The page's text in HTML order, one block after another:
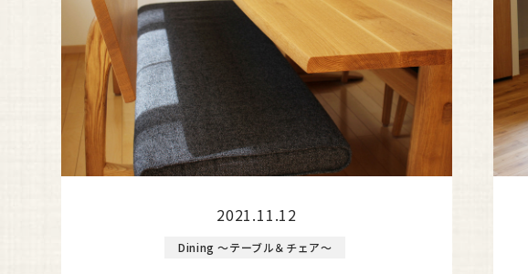
2021.11.12
Dining ～テーブル＆チェア～